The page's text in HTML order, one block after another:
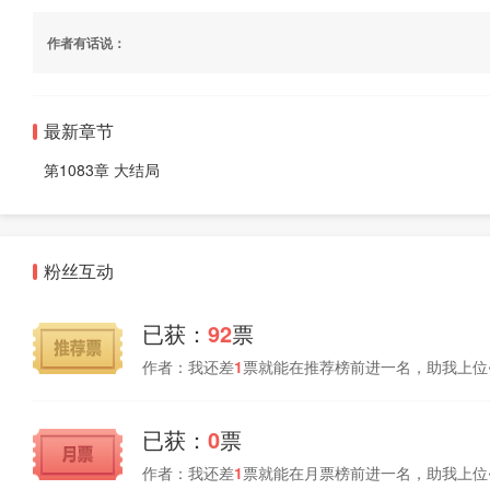
作者有话说：
最新章节
第1083章 大结局
粉丝互动
已获： 92票
作者：我还差1票就能在推荐榜前进一名，助我上
已获： 0票
作者：我还差1票就能在月票榜前进一名，助我上